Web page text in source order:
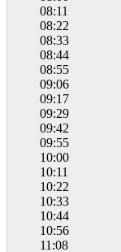
08:11
08:22
08:33
08:44
08:55
09:06
09:17
09:29
09:42
09:55
10:00
10:11
10:22
10:33
10:44
10:56
11:08